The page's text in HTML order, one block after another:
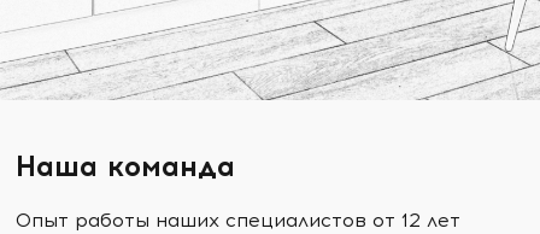
Наша команда
Опыт работы наших специалистов от 12 лет